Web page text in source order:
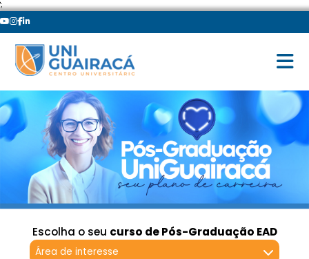
';
Escolha o seu curso de Pós-Graduação EAD
Área de interesse